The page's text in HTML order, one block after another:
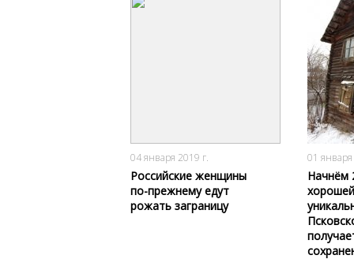
04 января 2019 г.
Российские женщины
по-прежнему едут
рожать заграницу
01
Начнём